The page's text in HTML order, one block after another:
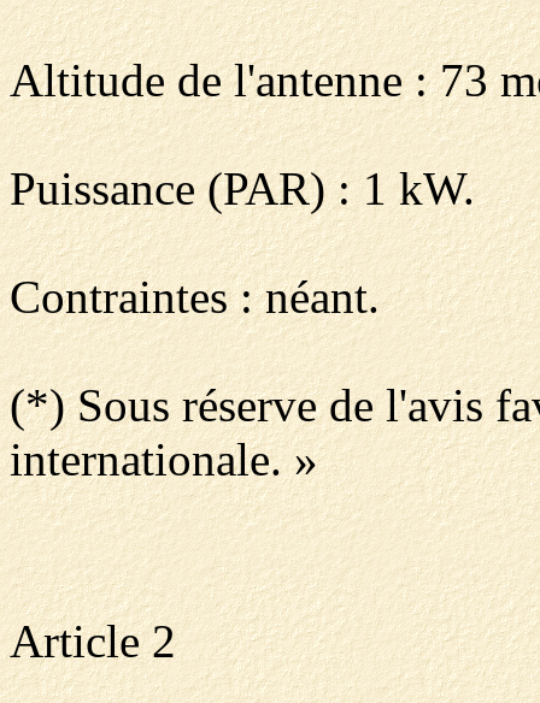
Altitude de l'antenne : 73
Puissance (PAR) : 1 kW.
Contraintes : néant.
(*) Sous réserve de l'avis
internationale. »
Article 2